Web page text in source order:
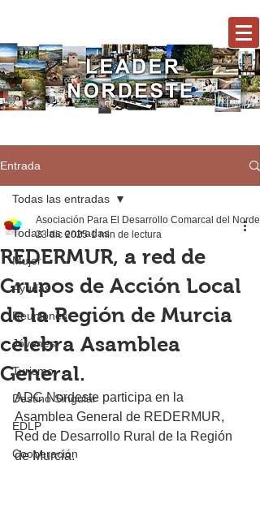
Entrada
Todas las entradas
Mujer
Ayudas
Reuniones
Jóvenes
Turismo
Destino Singular
EDLP
Cooperación
Todas las entradas
REDERMUR, a red de
Grupos de Acción Local
de la Región de Murcia
celebra Asamblea
General.
Asociación Para El Desarrollo Comarcal del
23 dic 2025 1 min de lectura
ADC Nordeste participa en la
Asamblea General de REDERMUR,
Red de Desarrollo Rural de la Región
de Murcia.